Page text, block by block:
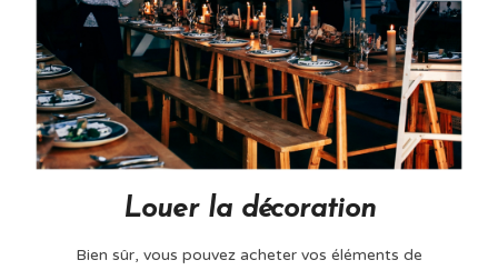
Louer la décoration
Bien sûr, vous pouvez acheter vos éléments de